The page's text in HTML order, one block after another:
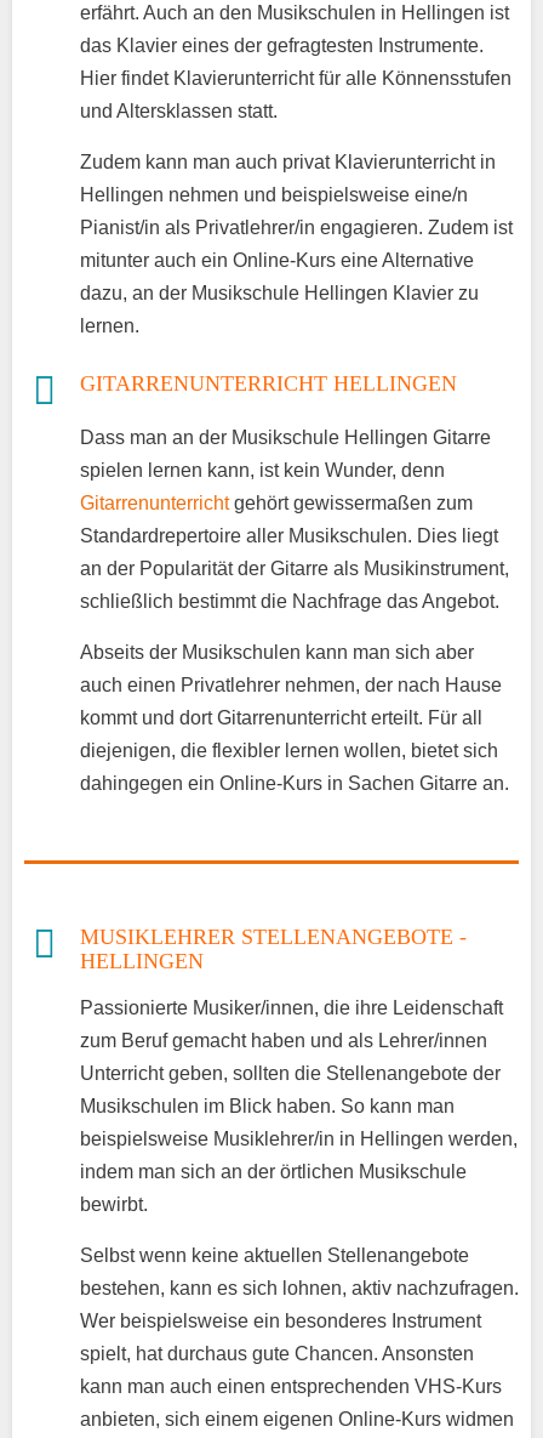
erfährt. Auch an den Musikschulen in Hellingen ist
das Klavier eines der gefragtesten Instrumente.
Hier findet Klavierunterricht für alle Könnensstufen
und Altersklassen statt.
Zudem kann man auch privat Klavierunterricht in
Hellingen nehmen und beispielsweise eine/n
Pianist/in als Privatlehrer/in engagieren. Zudem ist
mitunter auch ein Online-Kurs eine Alternative
dazu, an der Musikschule Hellingen Klavier zu
lernen.
GITARRENUNTERRICHT HELLINGEN
Dass man an der Musikschule Hellingen Gitarre
spielen lernen kann, ist kein Wunder, denn
Gitarrenunterrichtgehört gewissermaßen zum
Standardrepertoire aller Musikschulen. Dies liegt
an der Popularität der Gitarre als Musikinstrument,
schließlich bestimmt die Nachfrage das Angebot.
Abseits der Musikschulen kann man sich aber
auch einen Privatlehrer nehmen, der nach Hause
kommt und dort Gitarrenunterricht erteilt. Für all
diejenigen, die flexibler lernen wollen, bietet sich
dahingegen ein Online-Kurs in Sachen Gitarre an.
MUSIKLEHRER STELLENANGEBOTE -
HELLINGEN
Passionierte Musiker/innen, die ihre Leidenschaft
zum Beruf gemacht haben und als Lehrer/innen
Unterricht geben, sollten die Stellenangebote der
Musikschulen im Blick haben. So kann man
beispielsweise Musiklehrer/in in Hellingen werden,
indem man sich an der örtlichen Musikschule
bewirbt.
Selbst wenn keine aktuellen Stellenangebote
bestehen, kann es sich lohnen, aktiv nachzufragen.
Wer beispielsweise ein besonderes Instrument
spielt, hat durchaus gute Chancen. Ansonsten
kann man auch einen entsprechenden VHS-Kurs
anbieten, sich einem eigenen Online-Kurs widmen